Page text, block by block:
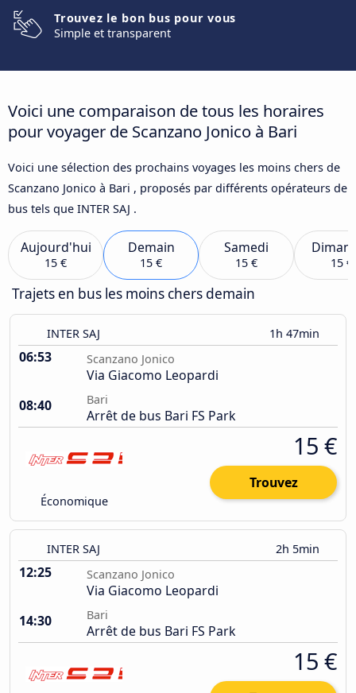
Trouvez le bon bus pour vous
Simple et transparent
Voici une comparaison de tous les horaires
pour voyager de Scanzano Jonico à Bari
Voici une sélection des prochains voyages les moins chers de
Scanzano Jonico à Bari , proposés par différents opérateurs de
bus tels que INTER SAJ .
Aujourd'hui
15 €
Demain
15 €
Samedi
15 € 15 €
Trajets en bus les moins chers demain
INTER SAJ 1h 47min
06:53 Scanzano Jonico
Via Giacomo Leopardi
08:40
Bari
Arrêt de bus Bari FS Park
Économique
15 €
Trouvez
INTER SAJ 2h 5min
12:25 Scanzano Jonico
Via Giacomo Leopardi
14:30
Bari
Arrêt de bus Bari FS Park
15 €